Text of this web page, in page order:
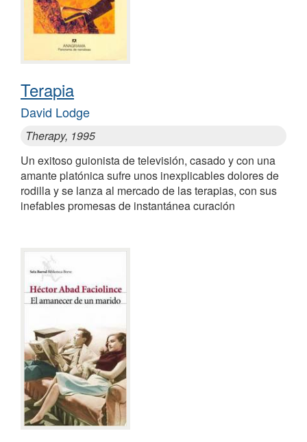
Terapia
David Lodge
Therapy, 1995
Un exitoso guionista de televisión, casado y con una
amante platónica sufre unos inexplicables dolores de
rodilla y se lanza al mercado de las terapias, con sus
inefables promesas de instantánea curación